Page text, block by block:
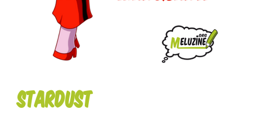
Stardust